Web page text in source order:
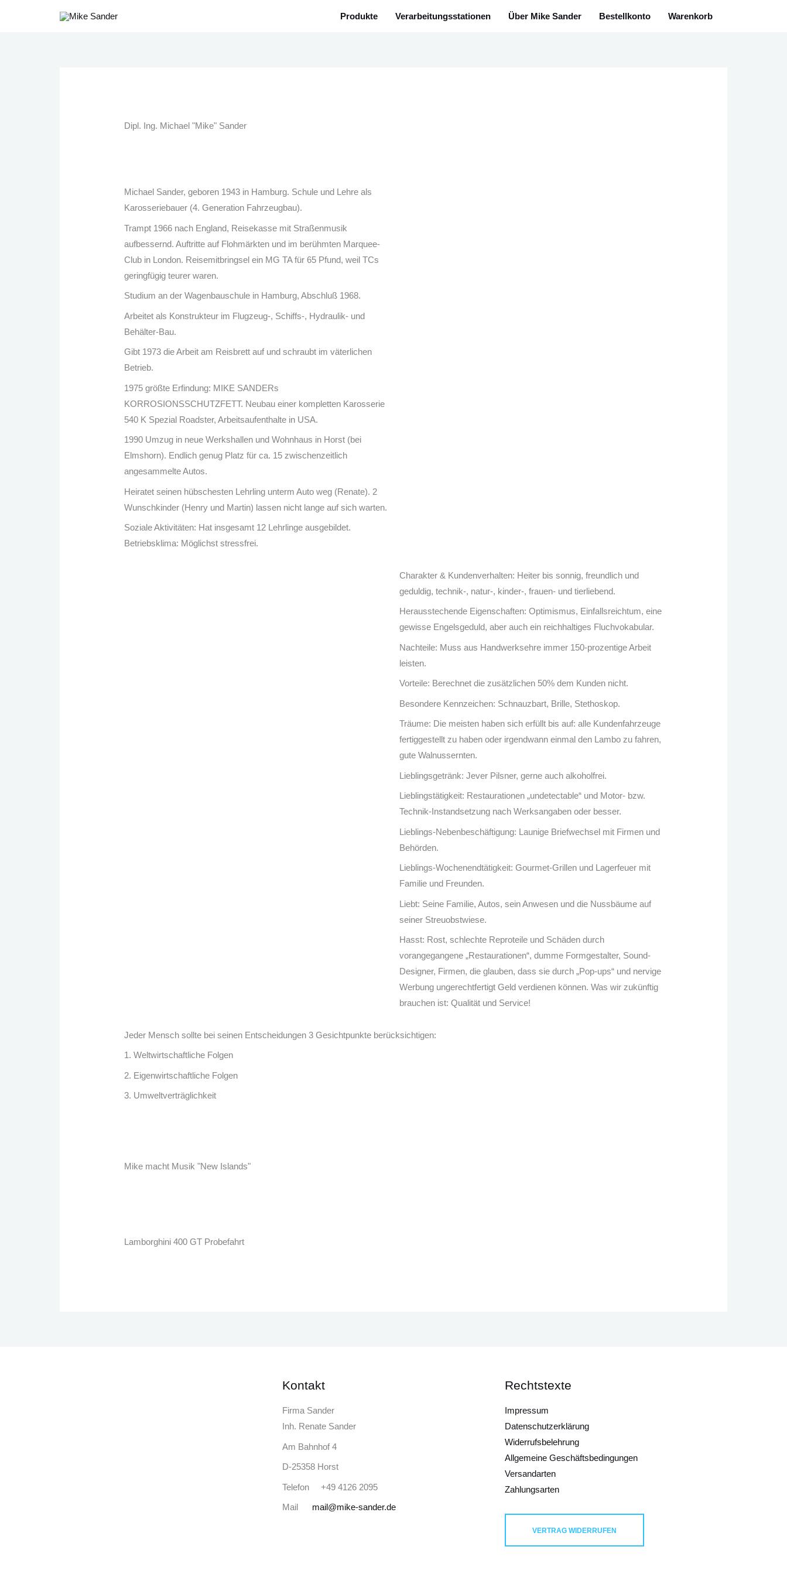
Produkte Verarbeitungsstationen Über Mike Sander Bestellkonto Warenkorb
Dipl. Ing. Michael "Mike" Sander
Michael Sander, geboren 1943 in Hamburg. Schule und Lehre als
Karosseriebauer (4. Generation Fahrzeugbau).
Trampt 1966 nach England, Reisekasse mit Straßenmusik
aufbessernd. Auftritte auf Flohmärkten und im berühmten Marquee-
Club in London. Reisemitbringsel ein MG TA für 65 Pfund, weil TCs
geringfügig teurer waren.
Studium an der Wagenbauschule in Hamburg, Abschluß 1968.
Arbeitet als Konstrukteur im Flugzeug-, Schiffs-, Hydraulik- und
Behälter-Bau.
Gibt 1973 die Arbeit am Reisbrett auf und schraubt im väterlichen
Betrieb.
1975 größte Erfindung: MIKE SANDERs
KORROSIONSSCHUTZFETT. Neubau einer kompletten Karosserie
540 K Spezial Roadster, Arbeitsaufenthalte in USA.
1990 Umzug in neue Werkshallen und Wohnhaus in Horst (bei
Elmshorn). Endlich genug Platz für ca. 15 zwischenzeitlich
angesammelte Autos.
Heiratet seinen hübschesten Lehrling unterm Auto weg (Renate). 2
Wunschkinder (Henry und Martin) lassen nicht lange auf sich warten.
Soziale Aktivitäten: Hat insgesamt 12 Lehrlinge ausgebildet.
Betriebsklima: Möglichst stressfrei.
Charakter & Kundenverhalten: Heiter bis sonnig, freundlich und
geduldig, technik-, natur-, kinder-, frauen- und tierliebend.
Herausstechende Eigenschaften: Optimismus, Einfallsreichtum, eine
gewisse Engelsgeduld, aber auch ein reichhaltiges Fluchvokabular.
Nachteile: Muss aus Handwerksehre immer 150-prozentige Arbeit
leisten.
Vorteile: Berechnet die zusätzlichen 50% dem Kunden nicht.
Besondere Kennzeichen: Schnauzbart, Brille, Stethoskop.
Träume: Die meisten haben sich erfüllt bis auf: alle Kundenfahrzeuge
fertiggestellt zu haben oder irgendwann einmal den Lambo zu fahren,
gute Walnussernten.
Lieblingsgetränk: Jever Pilsner, gerne auch alkoholfrei.
Lieblingstätigkeit: Restaurationen „undetectable“ und Motor- bzw.
Technik-Instandsetzung nach Werksangaben oder besser.
Lieblings-Nebenbeschäftigung: Launige Briefwechsel mit Firmen und
Behörden.
Lieblings-Wochenendtätigkeit: Gourmet-Grillen und Lagerfeuer mit
Familie und Freunden.
Liebt: Seine Familie, Autos, sein Anwesen und die Nussbäume auf
seiner Streuobstwiese.
Hasst: Rost, schlechte Reproteile und Schäden durch
vorangegangene „Restaurationen“, dumme Formgestalter, Sound-
Designer, Firmen, die glauben, dass sie durch „Pop-ups“ und nervige
Werbung ungerechtfertigt Geld verdienen können. Was wir zukünftig
brauchen ist: Qualität und Service!
Jeder Mensch sollte bei seinen Entscheidungen 3 Gesichtpunkte berücksichtigen:
1. Weltwirtschaftliche Folgen
2. Eigenwirtschaftliche Folgen
3. Umweltverträglichkeit
Mike macht Musik "New Islands"
Lamborghini 400 GT Probefahrt
Kontakt
Firma Sander
Inh. Renate Sander
Am Bahnhof 4
D-25358 Horst
Telefon +49 4126 2095
Mail mail@mike-sander.de
Rechtstexte
Impressum
Datenschutzerklärung
Widerrufsbelehrung
Allgemeine Geschäftsbedingungen
Versandarten
Zahlungsarten
VERTRAG WIDERRUFEN